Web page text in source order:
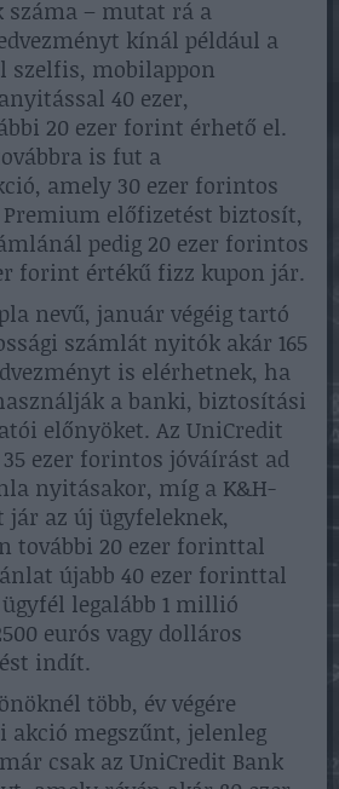
száma – mutat rá a
kínál például a
szelfis, mobilappon
40 ezer,
20 ezer forint érhető el.
is fut a
amely 30 ezer forintos
Premium előfizetést biztosít,
pedig 20 ezer forintos
forint értékű fizz kupon jár.
nevű, január végéig tartó
számlát nyitók akár 165
is elérhetnek, ha
a banki, biztosítási
előnyöket. Az UniCredit
ezer forintos jóváírást ad
nyitásakor, míg a K&H-
az új ügyfeleknek,
további 20 ezer forinttal
újabb 40 ezer forinttal
legalább 1 millió
eurós vagy dolláros
indít.
több, év végére
megszűnt, jelenleg
csak az UniCredit Bank